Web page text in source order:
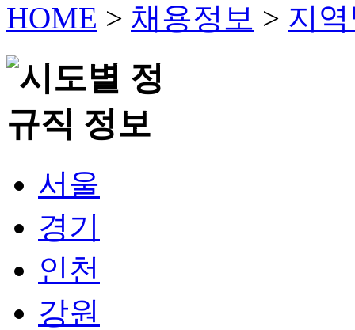
HOME > 채용정보 > 지
서울
경기
인천
강원